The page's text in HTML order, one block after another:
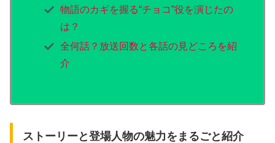
物語のカギを握る“チョコ”役を演じたの
は？
全何話？放送回数と各話の見どころを紹
介
ストーリーと登場人物の魅力をまるごと紹介